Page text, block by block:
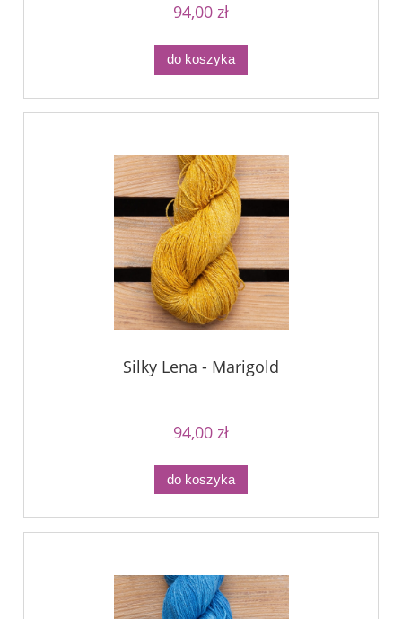
94,00 zł
do koszyka
Silky Lena - Marigold
94,00 zł
do koszyka